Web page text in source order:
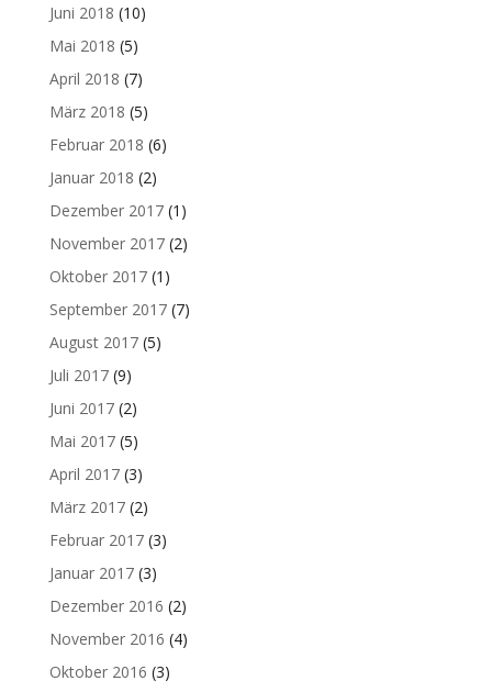
Juni 2018 (10)
Mai 2018 (5)
April 2018 (7)
März 2018 (5)
Februar 2018 (6)
Januar 2018 (2)
Dezember 2017(1)
November 2017(2)
Oktober 2017(1)
September 2017(7)
August 2017(5)
Juli 2017(9)
Juni 2017(2)
Mai 2017(5)
April 2017(3)
März 2017(2)
Februar 2017(3)
Januar 2017(3)
Dezember 2016 (2)
November 2016 (4)
Oktober 2016 (3)